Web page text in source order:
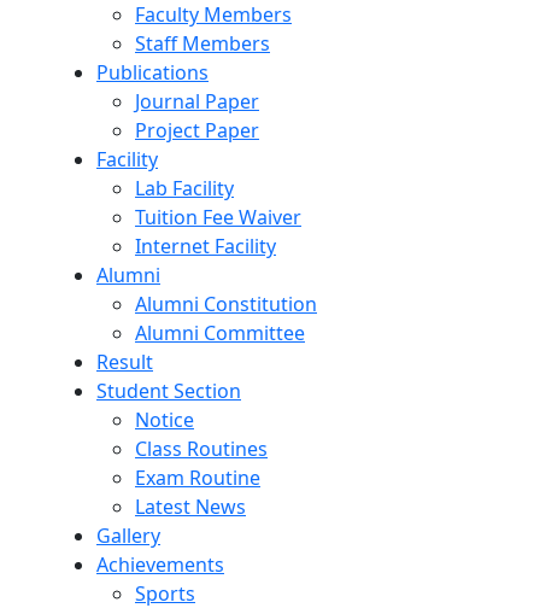
Faculty Members
Staff Members
Publications
Journal Paper
Project Paper
Facility
Lab Facility
Tuition Fee Waiver
Internet Facility
Alumni
Alumni Constitution
Alumni Committee
Result
Student Section
Notice
Class Routines
Exam Routine
Latest News
Gallery
Achievements
Sports